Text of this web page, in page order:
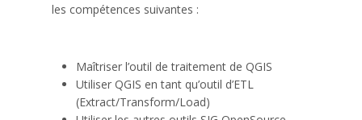
les compétences suivantes :
Maîtriser l’outil de traitement de QGIS
Utiliser QGIS en tant qu’outil d’ETL
(Extract/Transform/Load)